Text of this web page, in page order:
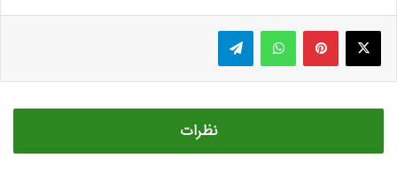
ایکس پینتریستواتس آپ تلگرام
نظرات